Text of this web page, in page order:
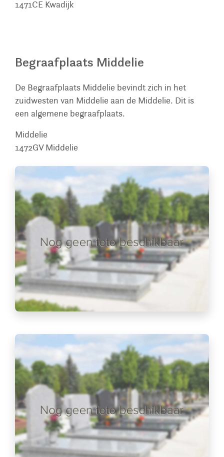
1471CE Kwadijk
Begraafplaats Middelie
De Begraafplaats Middelie bevindt zich in het
zuidwesten van Middelie aan de Middelie. Dit is
een algemene begraafplaats.
Middelie
1472GV Middelie